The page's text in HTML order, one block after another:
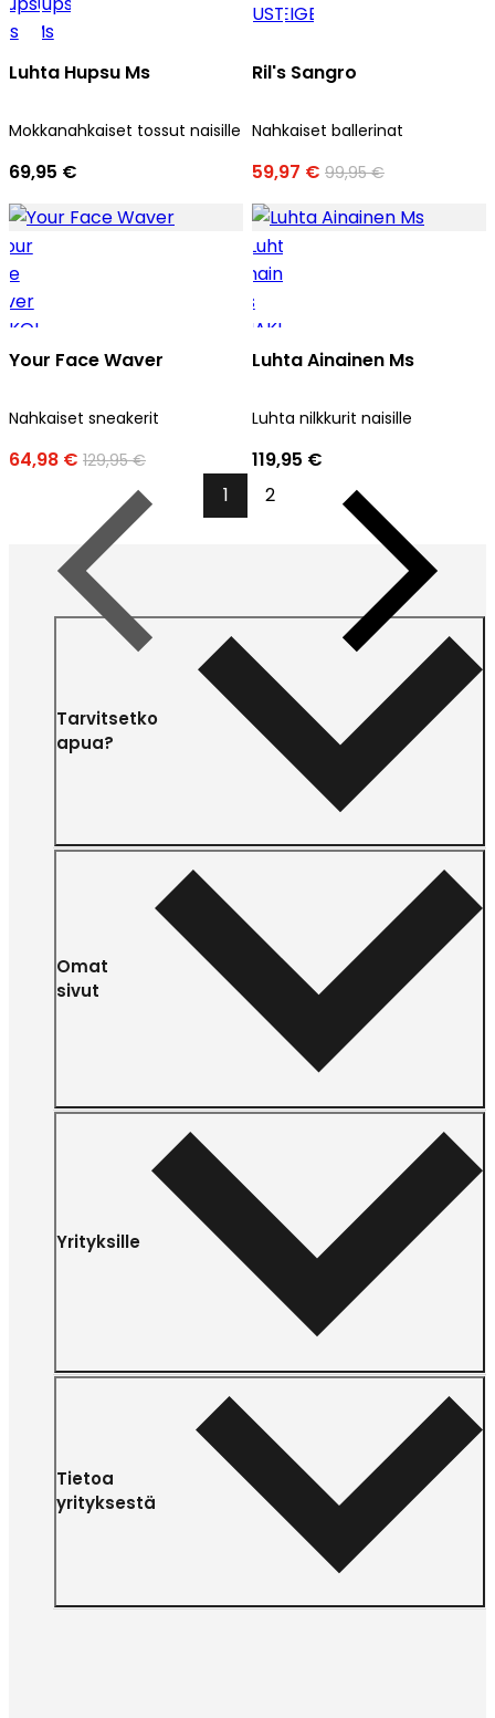
Luhta Hupsu Ms
Mokkanahkaiset tossut naisille
69,95 €
Ril's Sangro
Nahkaiset ballerinat
59,97 € 99,95 €
Your Face Waver
Nahkaiset sneakerit
64,98 € 129,95 €
Luhta Ainainen Ms
Luhta nilkkurit naisille
119,95 €
1 2
Seuraava
Tarvitsetko
apua?
Omat
sivut
Yrityksille
Tietoa
yrityksestä